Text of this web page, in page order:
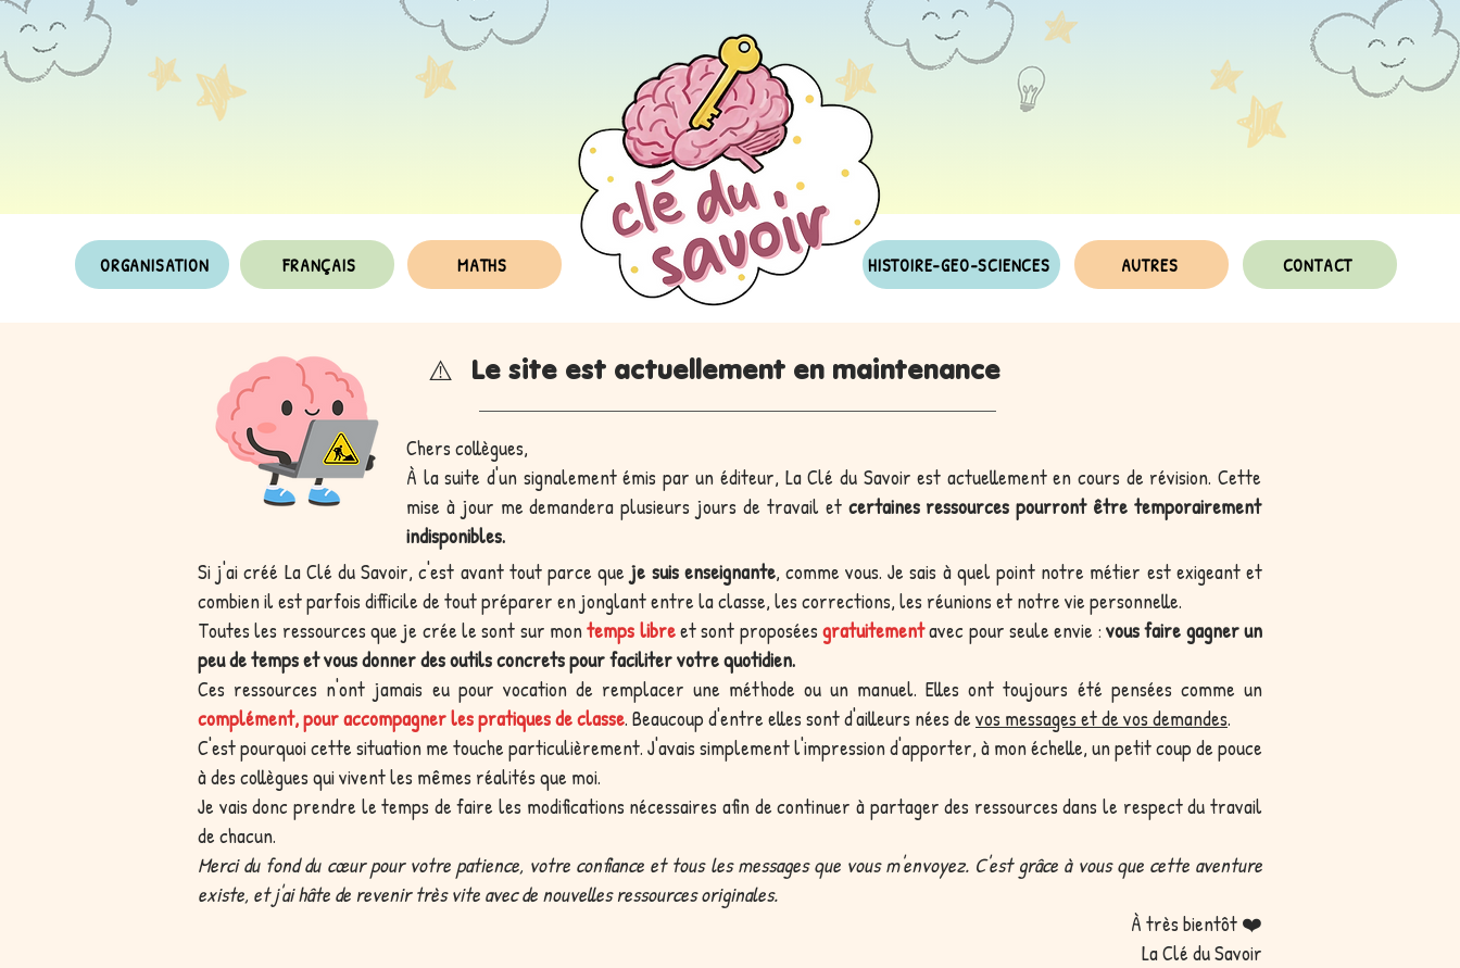
ORGANISATION FRANÇAIS MATHS HISTOIRE-GEO-SCIENCES AUTRES CONTACT
Le site est actuellement en maintenance
⚠️
Chers collègues,
À la suite d'un signalement émis par un éditeur, La Clé du Savoir est actuellement en cours de révision. Cette
mise à jour me demandera plusieurs jours de travail et certaines ressources pourront être temporairement
indisponibles.
Si j'ai créé La Clé du Savoir, c'est avant tout parce que je suis enseignante, comme vous. Je sais à quel point notre métier est exigeant et
combien il est parfois difficile de tout préparer en jonglant entre la classe, les corrections, les réunions et notre vie personnelle.
Toutes les ressources que je crée le sont sur montemps libreet sont proposéesgratuitementavec pour seule envie :vous faire gagner un
peu de temps et vous donner des outils concrets pour faciliter votre quotidien.
Ces ressources n'ont jamais eu pour vocation de remplacer une méthode ou un manuel. Elles ont toujours été pensées comme un
complément, pour accompagner les pratiques de classe. Beaucoup d'entre elles sont d'ailleurs nées devos messages et de vos demandes.
C'est pourquoi cette situation me touche particulièrement. J'avais simplement l'impression d'apporter, à mon échelle, un petit coup de pouce
à des collègues qui vivent les mêmes réalités que moi.
Je vais donc prendre le temps de faire les modifications nécessaires afin de continuer à partager des ressources dans le respect du travail
de chacun.
Merci du fond du cœur pour votre patience, votre confiance et tous les messages que vous m'envoyez. C'est grâce à vous que cette aventure
existe, et j'ai hâte de revenir très vite avec de nouvelles ressources originales.
À très bientôt ❤️
La Clé du Savoir